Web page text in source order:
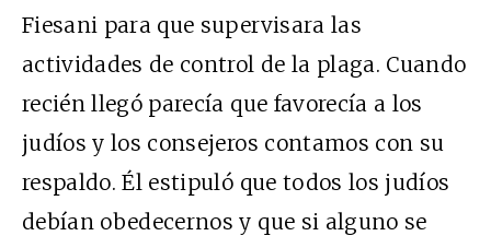
Fiesani para que supervisara las
actividades de control de la plaga. Cuando
recién llegó parecía que favorecía a los
judíos y los consejeros contamos con su
respaldo. Él estipuló que todos los judíos
debían obedecernos y que si alguno se